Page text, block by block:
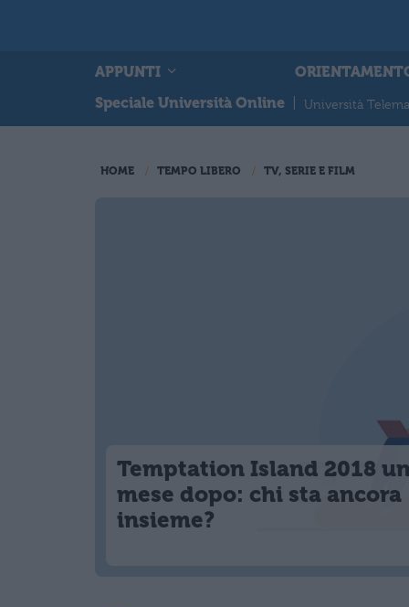
APPUNTI
Speciale Università Online
Università
HOME TEMPO LIBERO TV, SERIE E FILM
Temptation Island 2018
mese dopo: chi sta ancora
insieme?